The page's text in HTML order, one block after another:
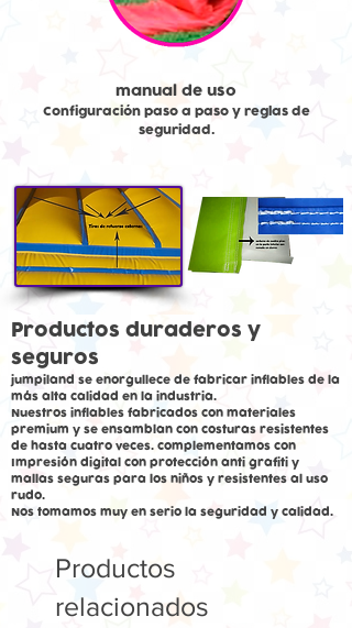
manual de uso
Configuración paso a paso y reglas de
seguridad.
Productos duraderos y
seguros
jumpiland se enorgullece de fabricar inflables de la
más alta calidad en la industria.
Nuestros inflables fabricados con materiales
premium y se ensamblan con costuras resistentes
de hasta cuatro veces. complementamos con
Impresión digital con protección anti grafiti y
mallas seguras para los niños y resistentes al uso
rudo.
Nos tomamos muy en serio la seguridad y calidad.
Productos
relacionados